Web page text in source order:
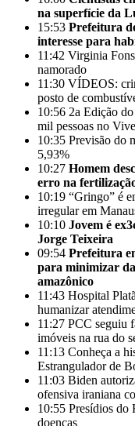
na superfície da
15:53 Prefeitura
interesse para
11:42 Virginia
namorado
11:30 VÍDEOS:
posto de
10:56 2a Edição
mil pessoas no
10:35 Previsão do
5,93%
10:27 Homem
erro na
10:19 “Gringo” é
irregular em
10:10 Jovem é
Jorge Teixeira
09:54 Prefeitura
para minimizar
amazônico
11:43 Hospital
humanizar
11:27 PCC seguiu
imóveis na rua do
11:13 Conheça a
Estrangulador de
11:03 Biden
ofensiva iraniana
10:55 Presídios do
doenças